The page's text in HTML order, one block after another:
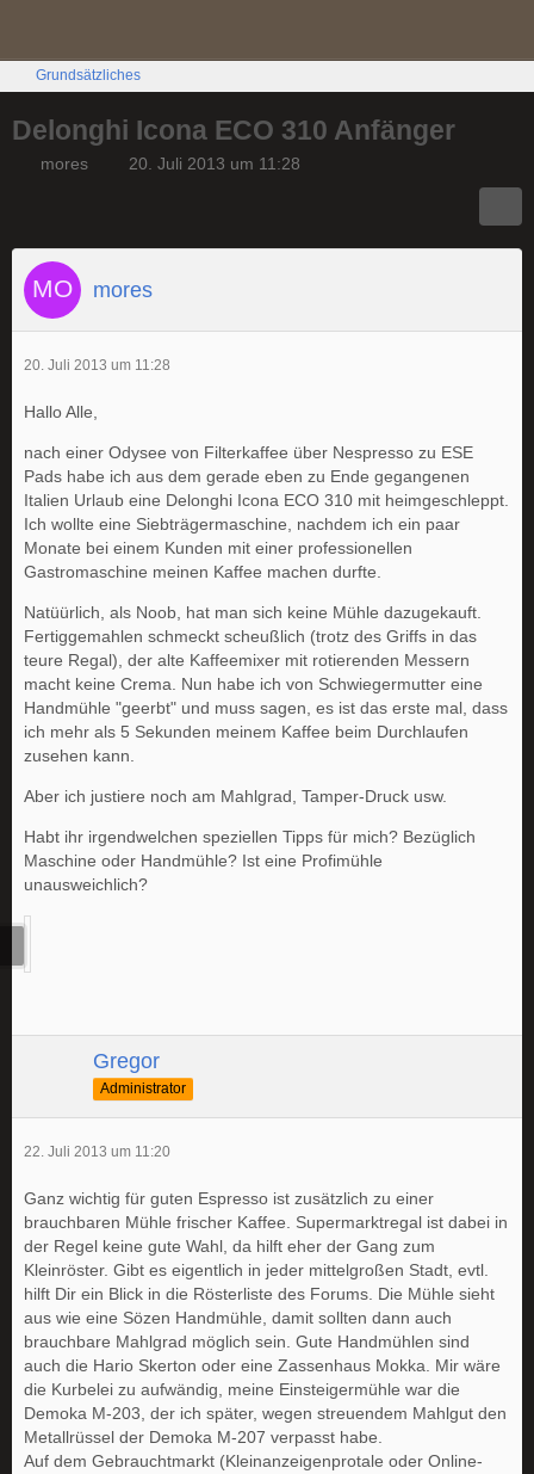
Grundsätzliches
Delonghi Icona ECO 310 Anfänger
mores 20. Juli 2013 um 11:28
mores
20. Juli 2013 um 11:28
Hallo Alle,
nach einer Odysee von Filterkaffee über Nespresso zu ESE
Pads habe ich aus dem gerade eben zu Ende gegangenen
Italien Urlaub eine Delonghi Icona ECO 310 mit heimgeschleppt.
Ich wollte eine Siebträgermaschine, nachdem ich ein paar
Monate bei einem Kunden mit einer professionellen
Gastromaschine meinen Kaffee machen durfte.
Natüürlich, als Noob, hat man sich keine Mühle dazugekauft.
Fertiggemahlen schmeckt scheußlich (trotz des Griffs in das
teure Regal), der alte Kaffeemixer mit rotierenden Messern
macht keine Crema. Nun habe ich von Schwiegermutter eine
Handmühle "geerbt" und muss sagen, es ist das erste mal, dass
ich mehr als 5 Sekunden meinem Kaffee beim Durchlaufen
zusehen kann.
Aber ich justiere noch am Mahlgrad, Tamper-Druck usw.
Habt ihr irgendwelchen speziellen Tipps für mich? Bezüglich
Maschine oder Handmühle? Ist eine Profimühle
unausweichlich?
Gregor
Administrator
22. Juli 2013 um 11:20
Ganz wichtig für guten Espresso ist zusätzlich zu einer
brauchbaren Mühle frischer Kaffee. Supermarktregal ist dabei in
der Regel keine gute Wahl, da hilft eher der Gang zum
Kleinröster. Gibt es eigentlich in jeder mittelgroßen Stadt, evtl.
hilft Dir ein Blick in die Rösterliste des Forums. Die Mühle sieht
aus wie eine Sözen Handmühle, damit sollten dann auch
brauchbare Mahlgrad möglich sein. Gute Handmühlen sind
auch die Hario Skerton oder eine Zassenhaus Mokka. Mir wäre
die Kurbelei zu aufwändig, meine Einsteigermühle war die
Demoka M-203, der ich später, wegen streuendem Mahlgut den
Metallrüssel der Demoka M-207 verpasst habe.
Auf dem Gebrauchtmarkt (Kleinanzeigenprotale oder Online-